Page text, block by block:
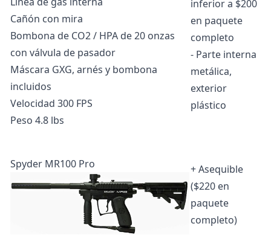
Cañón con mira
Bombona de CO2 / HPA de 20 onzas
con válvula de pasador
Máscara GXG, arnés y bombona
incluidos
Velocidad 300 FPS
Peso 4.8 lbs
inferior a $200
en paquete
completo
- Parte interna
metálica,
exterior
plástico
Spyder MR100 Pro
+ Asequible
($220 en
paquete
completo)